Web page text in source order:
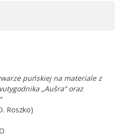
puńskiej na materiale z
„Aušra“ oraz
Roszko)